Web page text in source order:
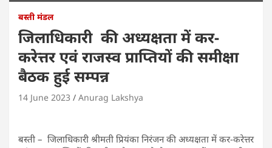
बस्ती मंडल
जिलाधिकारी की अध्यक्षता में कर-
करेत्तर एवं राजस्व प्राप्तियों की समीक्षा
बैठक हुई सम्पन्न
14 June 2023 Anurag Lakshya
बस्ती – जिलाधिकारी श्रीमती प्रियंका निरंजन की अध्यक्षता में कर-करेत्तर